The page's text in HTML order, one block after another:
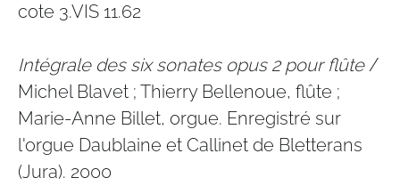
cote 3.VIS 11.62
Intégrale des six sonates opus 2 pour flûte/
Michel Blavet ; Thierry Bellenoue, flûte ;
Marie-Anne Billet, orgue. Enregistré sur
l'orgue Daublaine et Callinet de Bletterans
(Jura). 2000